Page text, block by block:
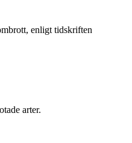
enligt tidskriften
arter.